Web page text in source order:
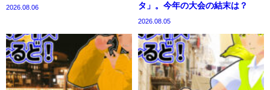
2026.08.06
タ」。今年の大会の結末は？
2026.08.05